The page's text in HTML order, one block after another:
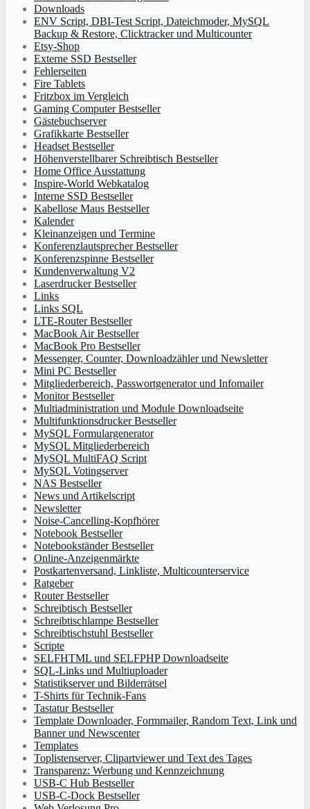
Downloads
ENV Script, DBI-Test Script, Dateichmoder, MySQL
Backup & Restore, Clicktracker und Multicounter
Etsy-Shop
Externe SSD Bestseller
Fehlerseiten
Fire Tablets
Fritzbox im Vergleich
Gaming Computer Bestseller
Gästebuchserver
Grafikkarte Bestseller
Headset Bestseller
Höhenverstellbarer Schreibtisch Bestseller
Home Office Ausstattung
Inspire-World Webkatalog
Interne SSD Bestseller
Kabellose Maus Bestseller
Kalender
Kleinanzeigen und Termine
Konferenzlautsprecher Bestseller
Konferenzspinne Bestseller
Kundenverwaltung V2
Laserdrucker Bestseller
Links
Links SQL
LTE-Router Bestseller
MacBook Air Bestseller
MacBook Pro Bestseller
Messenger, Counter, Downloadzähler und Newsletter
Mini PC Bestseller
Mitgliederbereich, Passwortgenerator und Infomailer
Monitor Bestseller
Multiadministration und Module Downloadseite
Multifunktionsdrucker Bestseller
MySQL Formulargenerator
MySQL Mitgliederbereich
MySQL MultiFAQ Script
MySQL Votingserver
NAS Bestseller
News und Artikelscript
Newsletter
Noise-Cancelling-Kopfhörer
Notebook Bestseller
Notebookständer Bestseller
Online-Anzeigenmärkte
Postkartenversand, Linkliste, Multicounterservice
Ratgeber
Router Bestseller
Schreibtisch Bestseller
Schreibtischlampe Bestseller
Schreibtischstuhl Bestseller
Scripte
SELFHTML und SELFPHP Downloadseite
SQL-Links und Multiuploader
Statistikserver und Bilderrätsel
T-Shirts für Technik-Fans
Tastatur Bestseller
Template Downloader, Formmailer, Random Text, Link und
Banner und Newscenter
Templates
Toplistenserver, Clipartviewer und Text des Tages
Transparenz: Werbung und Kennzeichnung
USB-C Hub Bestseller
USB-C-Dock Bestseller